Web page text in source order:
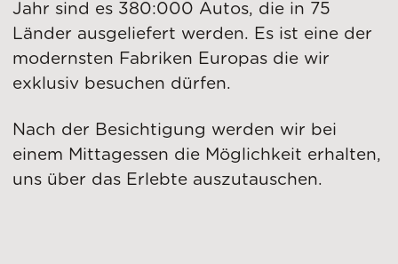
Jahr sind es 380:000 Autos, die in 75
Länder ausgeliefert werden. Es ist eine der
modernsten Fabriken Europas die wir
exklusiv besuchen dürfen.
Nach der Besichtigung werden wir bei
einem Mittagessen die Möglichkeit erhalten,
uns über das Erlebte auszutauschen.